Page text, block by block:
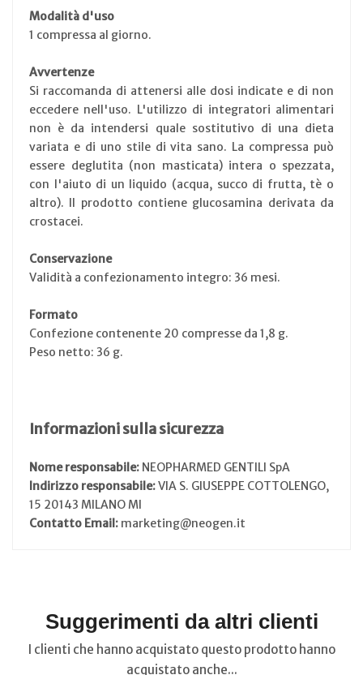
Modalità d'uso
1 compressa al giorno.
Avvertenze
Si raccomanda di attenersi alle dosi indicate e di non
eccedere nell'uso. L'utilizzo di integratori alimentari
non è da intendersi quale sostitutivo di una dieta
variata e di uno stile di vita sano. La compressa può
essere deglutita (non masticata) intera o spezzata,
con l'aiuto di un liquido (acqua, succo di frutta, tè o
altro). Il prodotto contiene glucosamina derivata da
crostacei.
Conservazione
Validità a confezionamento integro: 36 mesi.
Formato
Confezione contenente 20 compresse da 1,8 g.
Peso netto: 36 g.
Informazioni sulla sicurezza
Nome responsabile: NEOPHARMED GENTILI SpA
Indirizzo responsabile:VIA S. GIUSEPPE COTTOLENGO,
15 20143 MILANO MI
Contatto Email: marketing@neogen.it
Suggerimenti da altri clienti
I clienti che hanno acquistato questo prodotto hanno
acquistato anche...